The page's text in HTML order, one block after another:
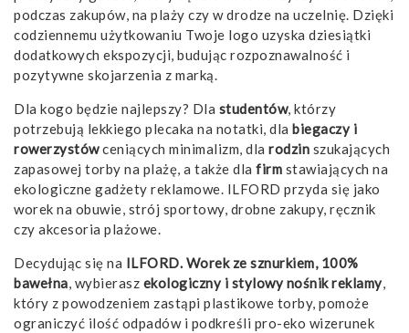
podczas zakupów, na plaży czy w drodze na uczelnię. Dzięki
codziennemu użytkowaniu Twoje logo uzyska dziesiątki
dodatkowych ekspozycji, budując rozpoznawalność i
pozytywne skojarzenia z marką.
Dla kogo będzie najlepszy? Dla studentów, którzy
potrzebują lekkiego plecaka na notatki, dla biegaczy i
rowerzystówceniących minimalizm, dla rodzin szukających
zapasowej torby na plażę, a także dla firm stawiających na
ekologiczne gadżety reklamowe. ILFORD przyda się jako
worek na obuwie, strój sportowy, drobne zakupy, ręcznik
czy akcesoria plażowe.
Decydując się na ILFORD. Worek ze sznurkiem, 100%
bawełna, wybierasz ekologiczny i stylowy nośnik reklamy,
który z powodzeniem zastąpi plastikowe torby, pomoże
ograniczyć ilość odpadów i podkreśli pro-eko wizerunek